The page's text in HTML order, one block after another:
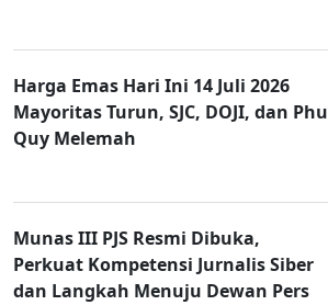
Harga Emas Hari Ini 14 Juli 2026
Mayoritas Turun, SJC, DOJI, dan Phu
Quy Melemah
Munas III PJS Resmi Dibuka,
Perkuat Kompetensi Jurnalis Siber
dan Langkah Menuju Dewan Pers